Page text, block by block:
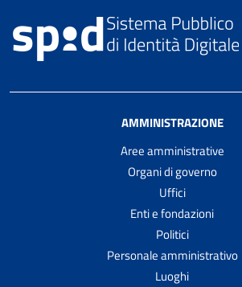
AMMINISTRAZIONE
Aree amministrative
Organi di governo
Uffici
Enti e fondazioni
Politici
Personale amministrativo
Luoghi